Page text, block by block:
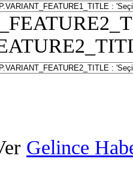
Gelince